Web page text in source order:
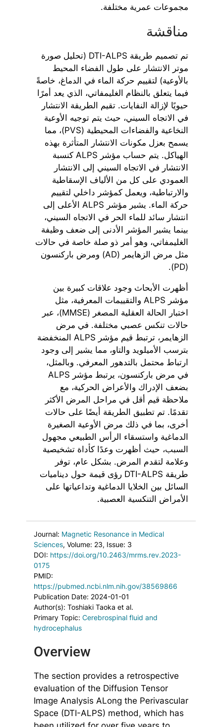
مجموعات عمرية مختلفة.
مناقشة
تم تصميم طريقة DTI-ALPS (تحليل صورة
موتر الانتشار على طول الفضاء المحيط
بالأوعية) لتقييم حركة الماء في الدماغ، خاصةً
فيما يتعلق بالنظام الغليمفاتي، الذي يعد أمرًا
حيويًا لإزالة النفايات. تقيم الطريقة الانتشار
في الاتجاه السيني، حيث يتم توجيه الأوعية
النخاعية والفضاءات المحيطية (PVS)، مما
يسمح بعزل مكونات الانتشار المتأثرة بهذه
الهياكل. يتم حساب مؤشر ALPS كنسبة
الانتشار في الاتجاه السيني إلى الانتشار
العمودي على كل من الألياف الإسقاطية
والارتباطية، ويعمل كمؤشر داخلي لتقييم
حركة الماء. يشير مؤشر ALPS الأعلى إلى
انتشار سائد للماء الحر في الاتجاه السيني،
بينما يشير المؤشر الأدنى إلى ضعف وظيفة
الغليمفاتي، وهو أمر ذو صلة خاصة في حالات
مثل مرض الزهايمر (AD) ومرض باركنسون
(PD).
أظهرت الأبحاث وجود علاقات كبيرة بين
مؤشر ALPS والتقييمات المعرفية، مثل
اختبار الحالة العقلية المصغر (MMSE)، عبر
حالات تنكس عصبي مختلفة. في مرض
الزهايمر، ترتبط قيم مؤشر ALPS المنخفضة
بترسب الأميلويد والتاو، مما يشير إلى وجود
ارتباط محتمل بالتدهور المعرفي. وبالمثل،
في مرض باركنسون، يرتبط مؤشر ALPS
بضعف الإدراك والأعراض الحركية، مع
ملاحظة قيم أقل في مراحل المرض الأكثر
تقدمًا. تم تطبيق الطريقة أيضًا على حالات
أخرى، بما في ذلك مرض الأوعية الصغيرة
الدماغية واستسقاء الرأس الطبيعي مجهول
السبب، حيث أظهرت وعدًا كأداة تشخيصية
وعلامة لتقدم المرض. بشكل عام، توفر
طريقة DTI-ALPS رؤى قيمة حول ديناميات
السائل بين الخلايا الدماغية وتداعياتها على
الأمراض التنكسية العصبية.
Journal: Magnetic Resonance in Medical
Sciences, Volume: 23, Issue: 3
DOI: https://doi.org/10.2463/mrms.rev.2023-
0175
PMID:
https://pubmed.ncbi.nlm.nih.gov/38569866
Publication Date: 2024-01-01
Author(s): Toshiaki Taoka et al.
Primary Topic: Cerebrospinal fluid and
hydrocephalus
Overview
The section provides a retrospective
evaluation of the Diffusion Tensor
Image Analysis ALong the Perivascular
Space (DTI-ALPS) method, which has